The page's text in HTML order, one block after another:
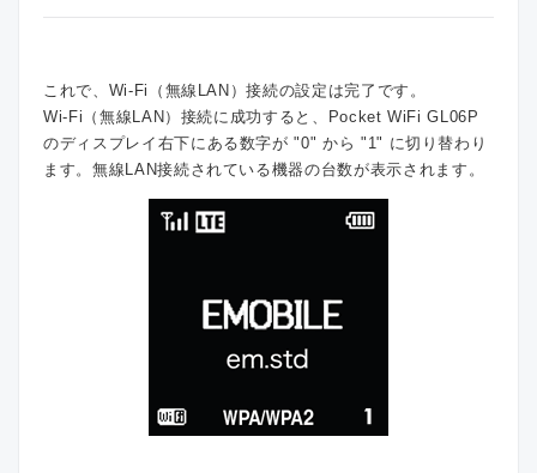
これで、Wi-Fi（無線LAN）接続の設定は完了です。
Wi-Fi（無線LAN）接続に成功すると、Pocket WiFi GL06P
のディスプレイ右下にある数字が "0" から "1" に切り替わり
ます。無線LAN接続されている機器の台数が表示されます。